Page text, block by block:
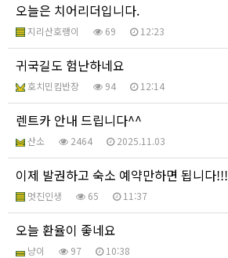
오늘은 치어리더입니다.
지리산호랭이 69 12:23
귀국길도 험난하네요
호치민킴반장 94 12:14
렌트카 안내 드립니다^^
산소 2464 2025.11.03
이제 발권하고 숙소 예약만하면 됩니다!!!
멋진인생 65 11:37
오늘 환율이 좋네요
냥이 97 10:38